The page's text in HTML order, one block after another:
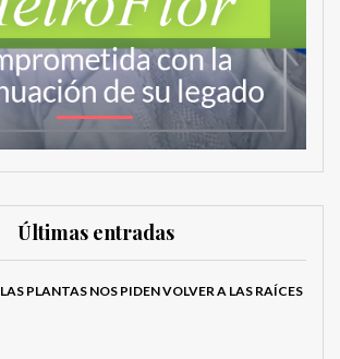
Últimas entradas
LAS PLANTAS NOS PIDEN VOLVER A LAS RAÍCES